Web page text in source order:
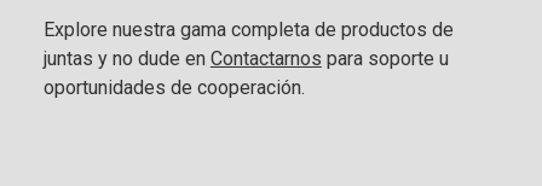
Explore nuestra gama completa de productos de
juntas y no dude en Contactarnos para soporte u
oportunidades de cooperación.